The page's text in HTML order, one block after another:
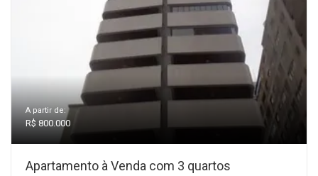
A partir de:
R$ 800.000
Apartamento à Venda com 3 quartos